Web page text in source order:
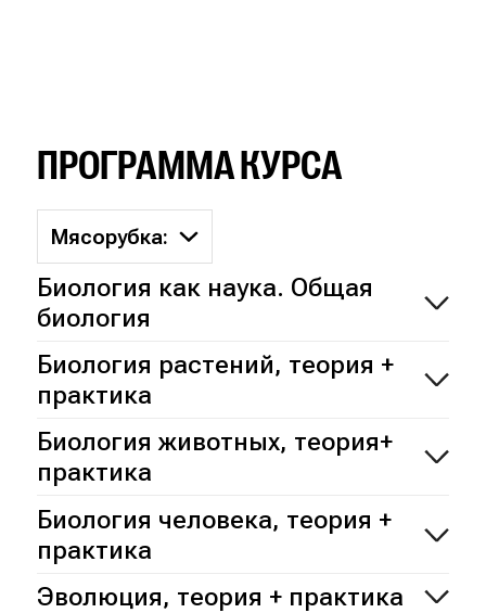
ПРОГРАММА КУРСА
Мясорубка:
Биология как наука. Общая
биология
Биология растений, теория +
практика
Биология животных, теория+
практика
Биология человека, теория +
практика
Эволюция, теория + практика